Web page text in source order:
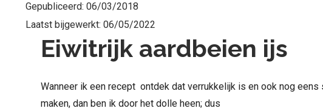
Gepubliceerd: 06/03/2018
Laatst bijgewerkt: 06/05/2022
Eiwitrijk aardbeien ijs
Wanneer ik een recept ontdek dat verrukkelijk is en ook nog
maken, dan ben ik door het dolle heen; dus